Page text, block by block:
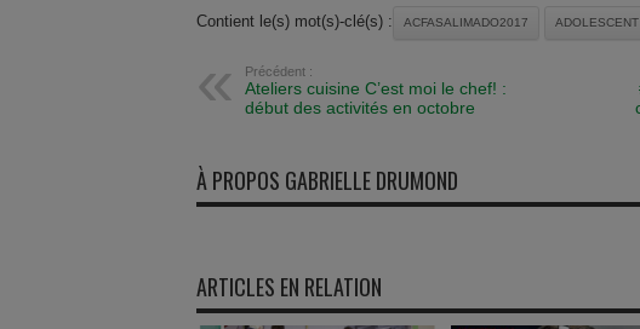
Contient le(s) mot(s)-clé(s) : ACFASALIMADO2017 ADOLESCENT
Précédent :
Ateliers cuisine C’est moi le chef! :
début des activités en octobre
À PROPOS GABRIELLE DRUMOND
ARTICLES EN RELATION